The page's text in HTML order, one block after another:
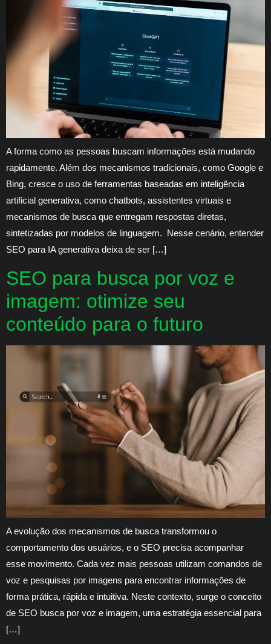
A forma como as pessoas buscam informações está mudando
rapidamente. Além dos mecanismos tradicionais, como Google e
Bing, cresce o uso de ferramentas baseadas em inteligência
artificial generativa, como chatbots, assistentes virtuais e
mecanismos de busca que entregam respostas diretas,
sintetizadas por modelos de linguagem. Nesse cenário, entender
SEO para IA generativa deixa de ser […]
SEO para busca por voz e
imagem: otimize seu
conteúdo para o futuro
A evolução dos mecanismos de busca transformou o
comportamento dos usuários, e o SEO precisa acompanhar
esse movimento. Cada vez mais pessoas utilizam comandos de
voz e pesquisas por imagens para encontrar informações de
forma prática, rápida e intuitiva. Neste contexto, surge o conceito
de SEO busca por voz e imagem, uma estratégia essencial para
[…]